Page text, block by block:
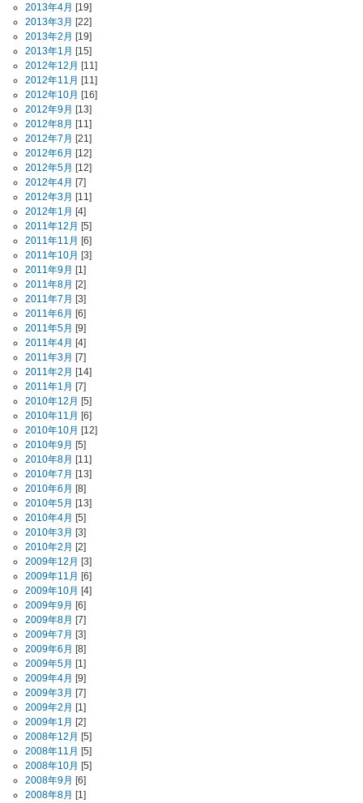
2013年4月 [19]
2013年3月 [22]
2013年2月 [19]
2013年1月 [15]
2012年12月 [11]
2012年11月 [11]
2012年10月 [16]
2012年9月 [13]
2012年8月 [11]
2012年7月 [21]
2012年6月 [12]
2012年5月 [12]
2012年4月 [7]
2012年3月 [11]
2012年1月 [4]
2011年12月 [5]
2011年11月 [6]
2011年10月 [3]
2011年9月 [1]
2011年8月 [2]
2011年7月 [3]
2011年6月 [6]
2011年5月 [9]
2011年4月 [4]
2011年3月 [7]
2011年2月 [14]
2011年1月 [7]
2010年12月 [5]
2010年11月 [6]
2010年10月 [12]
2010年9月 [5]
2010年8月 [11]
2010年7月 [13]
2010年6月 [8]
2010年5月 [13]
2010年4月 [5]
2010年3月 [3]
2010年2月 [2]
2009年12月 [3]
2009年11月 [6]
2009年10月 [4]
2009年9月 [6]
2009年8月 [7]
2009年7月 [3]
2009年6月 [8]
2009年5月 [1]
2009年4月 [9]
2009年3月 [7]
2009年2月 [1]
2009年1月 [2]
2008年12月 [5]
2008年11月 [5]
2008年10月 [5]
2008年9月 [6]
2008年8月 [1]